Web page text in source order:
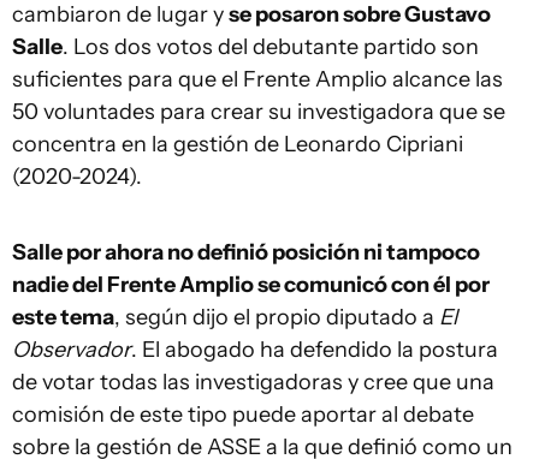
cambiaron de lugar yse posaron sobre Gustavo
Salle. Los dos votos del debutante partido son
suficientes para que el Frente Amplio alcance las
50 voluntades para crear su investigadora que se
concentra en la gestión de Leonardo Cipriani
(2020-2024).
Salle por ahora no definió posición ni tampoco
nadie del Frente Amplio se comunicó con él por
este tema, según dijo el propio diputado a El
Observador. El abogado ha defendido la postura
de votar todas las investigadoras y cree que una
comisión de este tipo puede aportar al debate
sobre la gestión de ASSE a la que definió como un